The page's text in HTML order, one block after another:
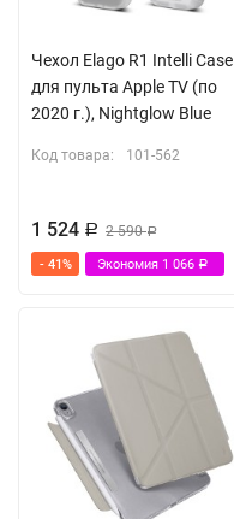
Чехол Elago R1 Intelli Case
для пульта Apple TV (по
2020 г.), Nightglow Blue
Код товара: 101-562
1 524 Р 2 590Р
- 41% Экономия 1 066 Р